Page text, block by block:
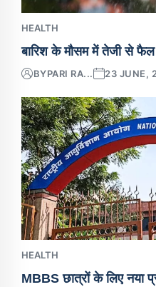
HEALTH
बारिश के मौसम में तेजी से फैल
BYPARI RA... 23 JUNE,
HEALTH
MBBS छात्रों के लिए नया